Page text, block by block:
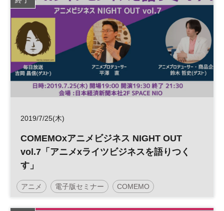
2019/7/25(木)
COMEMOxアニメビジネス NIGHT OUT
vol.7「アニメxライツビジネスを語りつく
す」
アニメ 電子版セミナー COMEMO